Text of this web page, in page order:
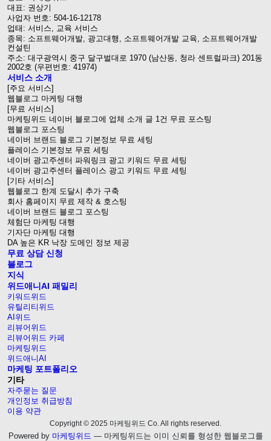
대표: 권상기
사업자 번호: 504-16-12178
업태: 서비스, 교육 서비스
종목: 소프트웨어개발, 광고대행, 소프트웨어개발 교육, 소프트웨어개발
컨설틴
주소: 대구광역시 중구 달구벌대로 1970 (남산동, 청라 센트럴파크) 201동
2002호 (우편번호: 41974)
서비스 소개
[주요 서비스]
웹블로그 마케팅 대행
[무료 서비스]
마케팅위드 네이버 블로그에 업체 소개 글 1건 무료 포스팅
웹블로그 포스팅
네이버 브랜드 블로그 기본정보 무료 세팅
플레이스 기본정보 무료 세팅
네이버 광고주센터 파워링크 광고 키워드 무료 세팅
네이버 광고주센터 플레이스 광고 키워드 무료 세팅
[기타 서비스]
웹블로그 한계 도달시 추가 구축
회사 홈페이지 무료 제작 & 호스팅
네이버 브랜드 블로그 포스팅
체험단 마케팅 대행
기자단 마케팅 대행
DA 높은 KR 낙장 도메인 정보 제공
무료 상담 신청
블로그
지식
위드애니AI 패밀리
키워드위드
유틸리티위드
AI위드
리뷰어위드
리뷰어위드 카페
마케팅위드
위드애니AI
마케팅 포트폴리오
기타
자주묻는 질문
개인정보 취급방침
이용 약관
Copyright © 2025 마케팅위드 Co. All rights reserved.
Powered by 마케팅위드 — 마케팅위드는 이미 신뢰를 형성한 웹블로그를